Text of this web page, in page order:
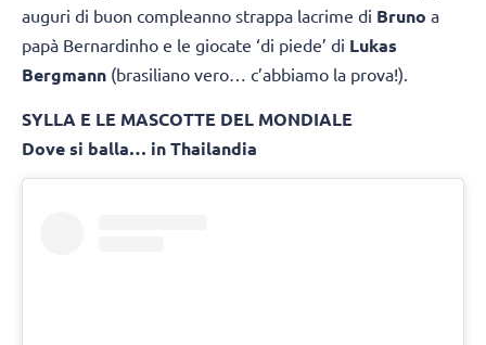
auguri di buon compleanno strappa lacrime di Bruno a
papà Bernardinho e le giocate ‘di piede’ di Lukas
Bergmann (brasiliano vero… c’abbiamo la prova!).
SYLLA E LE MASCOTTE DEL MONDIALE
Dove si balla… in Thailandia